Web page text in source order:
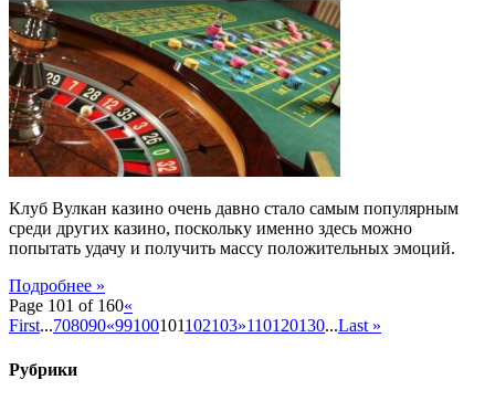
Преимущества
азартных
игр
в
казино
Вулкан
Клуб Вулкан казино очень давно стало самым популярным
среди других казино, поскольку именно здесь можно
попытать удачу и получить массу положительных эмоций.
Подробнее »
Page 101 of 160«
First...708090«99100101102103»110120130...Last »
Рубрики